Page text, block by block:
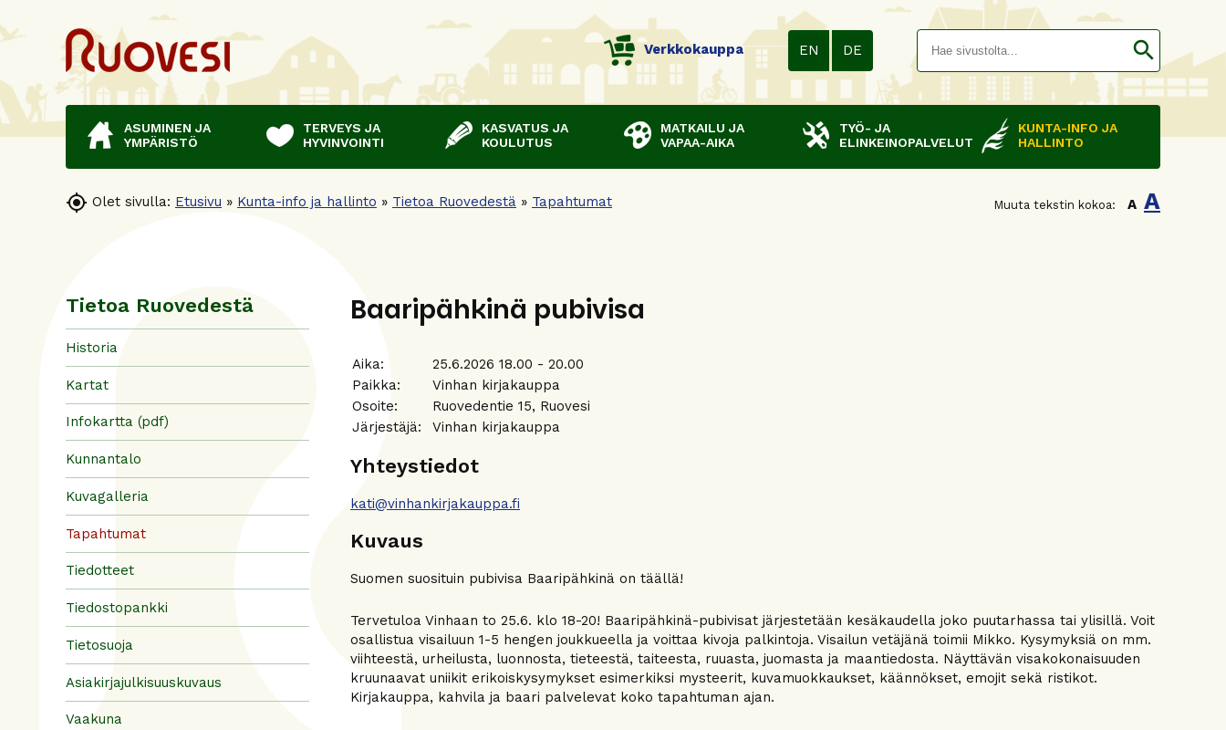
Verkkokauppa EN DE search
ASUMINEN JA
YMPÄRISTÖ
TERVEYS JA
HYVINVOINTI
KASVATUS JA
KOULUTUS
MATKAILU JA
VAPAA-AIKA
TYÖ- JA
ELINKEINOPALVELUT
KUNTA-INFO JA
HALLINTO
 Olet sivulla: Etusivu » Kunta-info ja hallinto » Tietoa Ruovedestä » Tapahtumat Muuta tekstin kokoa: A A
Tietoa Ruovedestä
Historia
Kartat
Infokartta (pdf)
Kunnantalo
Kuvagalleria
Tapahtumat
Tiedotteet
Tiedostopankki
Tietosuoja
Asiakirjajulkisuuskuvaus
Vaakuna
Baaripähkinä pubivisa
Aika:
25.6.2026 18.00 - 20.00
Paikka:
Vinhan kirjakauppa
Osoite:
Ruovedentie 15, Ruovesi
Järjestäjä:
Vinhan kirjakauppa
Yhteystiedot
kati@vinhankirjakauppa.fi
Kuvaus
Suomen suosituin pubivisa Baaripähkinä on täällä!
Tervetuloa Vinhaan to 25.6. klo 18-20! Baaripähkinä-pubivisat järjestetään kesäkaudella joko puutarhassa tai ylisillä. Voit
osallistua visailuun 1-5 hengen joukkueella ja voittaa kivoja palkintoja. Visailun vetäjänä toimii Mikko. Kysymyksiä on mm.
viihteestä, urheilusta, luonnosta, tieteestä, taiteesta, ruuasta, juomasta ja maantiedosta. Näyttävän visakokonaisuuden
kruunaavat uniikit erikoiskysymykset esimerkiksi mysteerit, kuvamuokkaukset, käännökset, emojit sekä ristikot.
Kirjakauppa, kahvila ja baari palvelevat koko tapahtuman ajan.